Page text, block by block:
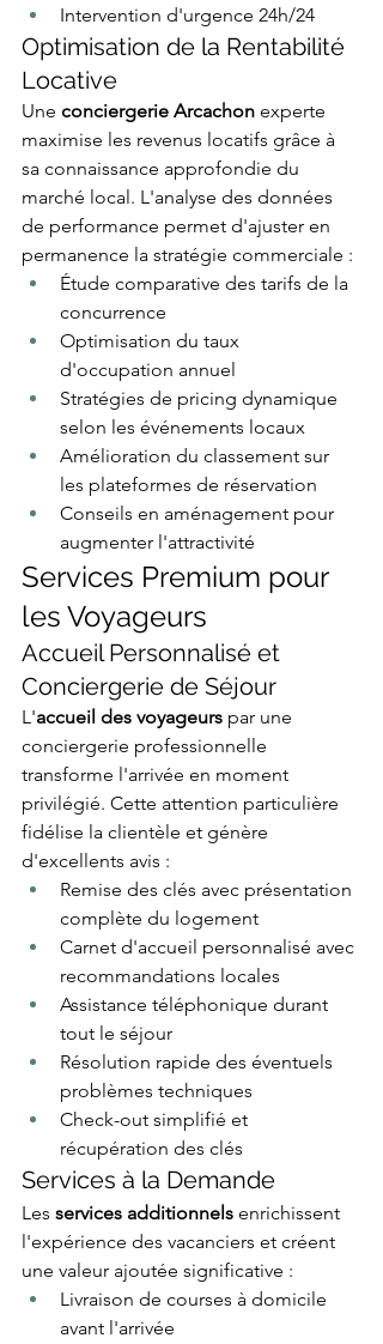
Intervention d'urgence 24h/24
Optimisation de la Rentabilité
Locative
Une conciergerie Arcachon experte
maximise les revenus locatifs grâce à
sa connaissance approfondie du
marché local. L'analyse des données
de performance permet d'ajuster en
permanence la stratégie commerciale :
Étude comparative des tarifs de la
concurrence
Optimisation du taux
d'occupation annuel
Stratégies de pricing dynamique
selon les événements locaux
Amélioration du classement sur
les plateformes de réservation
Conseils en aménagement pour
augmenter l'attractivité
Services Premium pour
les Voyageurs
Accueil Personnalisé et
Conciergerie de Séjour
L'accueil des voyageurs par une
conciergerie professionnelle
transforme l'arrivée en moment
privilégié. Cette attention particulière
fidélise la clientèle et génère
d'excellents avis :
Remise des clés avec présentation
complète du logement
Carnet d'accueil personnalisé avec
recommandations locales
Assistance téléphonique durant
tout le séjour
Résolution rapide des éventuels
problèmes techniques
Check-out simplifié et
récupération des clés
Services à la Demande
Les services additionnels enrichissent
l'expérience des vacanciers et créent
une valeur ajoutée significative :
Livraison de courses à domicile
avant l'arrivée